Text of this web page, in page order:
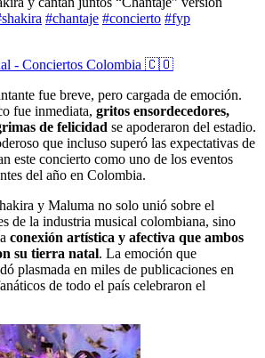
#chantaje #concierto #fyp
- Conciertos Colombia 🇨🇴
fue breve, pero cargada de emoción.
fue inmediata, gritos ensordecedores,
de felicidad se apoderaron del estadio.
que incluso superó las expectativas de
este concierto como uno de los eventos
del año en Colombia.
y Maluma no solo unió sobre el
de la industria musical colombiana, sino
conexión artística y afectiva que ambos
su tierra natal. La emoción que
plasmada en miles de publicaciones en
de todo el país celebraron el